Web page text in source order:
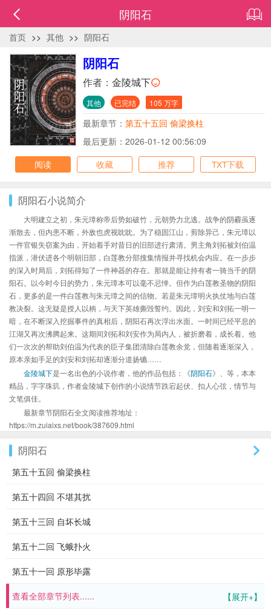
阴阳石
首页 >> 其他 >> 阴阳石
阴阳石
作者： 金陵城下
其他 已完结 105 万字
最新章节： 第五十五回 偷梁换柱
最后更新：2026-01-12 00:56:09
阅读
收藏 推荐 TXT下载
阴阳石小说简介
大明建立之初，朱元璋称帝后势如破竹，元朝势力北逃。战争的阴霾虽逐
渐散去，但内患不断，外敌也虎视眈眈。为了稳固江山，剪除异己，朱元璋以
一件官银失窃案为由，开始着手对昔日的旧部进行肃清。男主角刘拓被刘伯温
指派，潜伏进各个明朝旧部，白莲教分部搜集情报并寻找机会内应。在一步步
的深入时局后，刘拓得知了一件神器的存在。那就是能让持有者一骑当千的阴
阳石。以今时今日的势力，朱元璋本可以毫不忌惮。但作为白莲教圣物的阴阳
石，更多的是一件白莲教与朱元璋之间的信物。若是朱元璋明火执仗地与白莲
教决裂。这无疑是授人以柄，与天下英雄撕毁誓约。因此，刘安和刘拓一明一
暗，在不断深入挖掘事件的真相后，阴阳石再次浮出水面。一时间已经平息的
江湖又再次沸腾起来。这期间刘拓和刘安作为局内人，被折磨着，成长着。他
们一次次的帮助刘伯温为代表的臣子集团清除白莲教余党，但随着逐渐深入，
原本亲如手足的刘安和刘拓却逐渐分道扬镳……
金陵城下是一名出色的小说作者，他的作品包括：《阴阳石》、等，本本
精品，字字珠玑，作者金陵城下创作的小说情节跌宕起伏、扣人心弦，情节与
文笔俱佳。
最新章节阴阳石全文阅读推荐地址：
https://m.zuiaixs.net/book/387609.html
阴阳石
第五十五回 偷梁换柱
第五十四回 不堪其扰
第五十三回 自坏长城
第五十二回 飞蛾扑火
第五十一回 原形毕露
【展开+】
查看全部章节列表......